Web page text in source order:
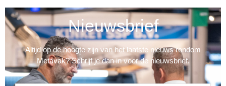
Nieuwsbrief
Altijd op de hoogte zijn van het laatste nieuws rondom
Metavak? Schrijf je dan in voor de nieuwsbrief.